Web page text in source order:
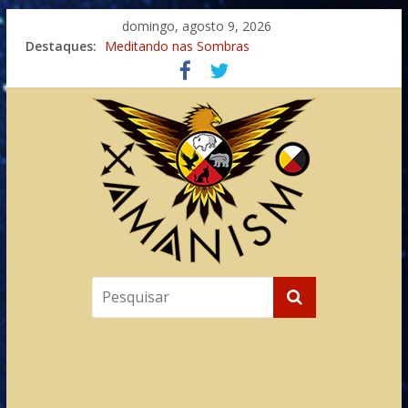
domingo, agosto 9, 2026
Destaques: Meditando nas Sombras
Autosuficiência: A Jornada do Espírito Ancestral
Xamanismo Universal
Totens – Caminho Espiritual – Crescimento
Imaginação na Cura